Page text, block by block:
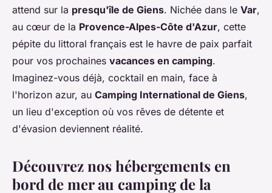
alice•28 septembre 2024• 2 min de lecture
attend sur la presqu'île de Giens. Nichée dans le Var,
au cœur de la Provence-Alpes-Côte d'Azur, cette
pépite du littoral français est le havre de paix parfait
pour vos prochaines vacances en camping.
Imaginez-vous déjà, cocktail en main, face à
l'horizon azur, au Camping International de Giens,
un lieu d'exception où vos rêves de détente et
d'évasion deviennent réalité.
Découvrez nos hébergements en
bord de mer au camping de la